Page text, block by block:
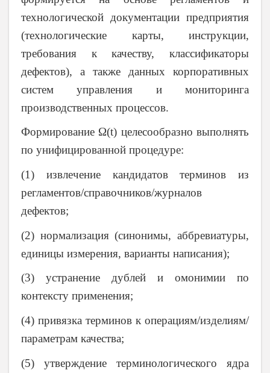
технологической документации предприятия
(технологические карты, инструкции,
требования к качеству, классификаторы
дефектов), а также данных корпоративных
систем управления и мониторинга
производственных процессов.
Формирование Ω(t) целесообразно выполнять
по унифицированной процедуре:
(1) извлечение кандидатов терминов из
регламентов/справочников/журналов
дефектов;
(2) нормализация (синонимы, аббревиатуры,
единицы измерения, варианты написания);
(3) устранение дублей и омонимии по
контексту применения;
(4) привязка терминов к операциям/изделиям/
параметрам качества;
(5) утверждение терминологического ядра